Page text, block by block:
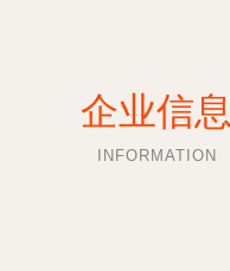
企业信息
INFORMATION